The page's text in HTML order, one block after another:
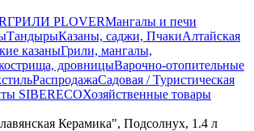
ГРИЛИ PLOVERМангалы и печи
ТандырыКазаны, саджи, ПчакиАлтайская
казаныГрили, мангалы,
дровницыВарочно-отопительные
РаспродажаСадовая / Туристическая
SIBERECOХозяйственные товары
Керамика", Подсолнух, 1.4 л